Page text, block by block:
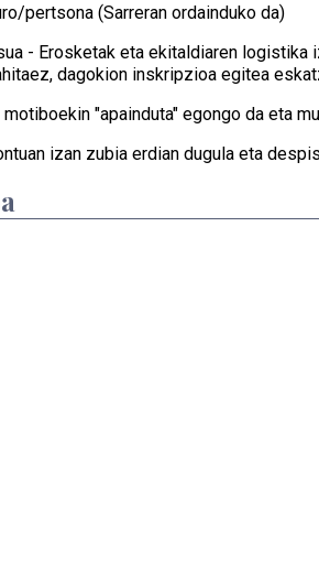
pertsona (Sarreran ordainduko da)
- Erosketak eta ekitaldiaren
dagokion inskripzioa egitea
"apainduta" egongo da eta
izan zubia erdian dugula eta